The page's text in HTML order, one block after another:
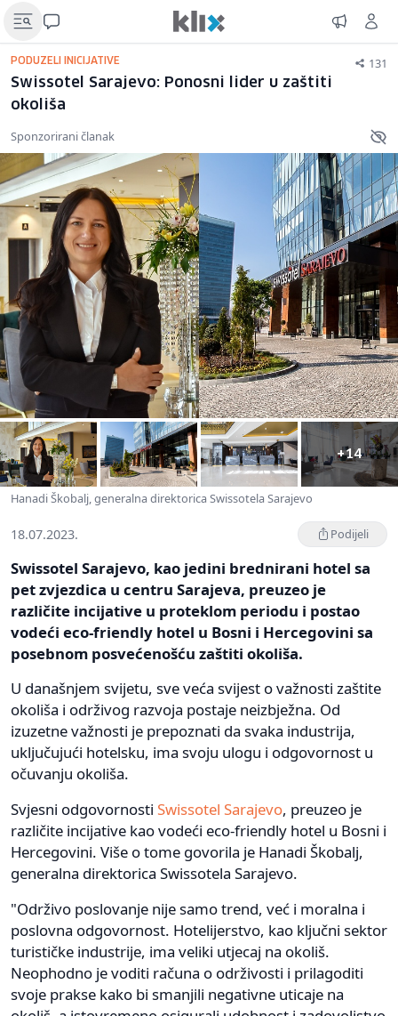
PODUZELI INICIJATIVE 131
Swissotel Sarajevo: Ponosni lider u zaštiti
okoliša
Sponzorirani članak
+14
Hanadi Škobalj, generalna direktorica Swissotela Sarajevo
18.07.2023. Podijeli
Swissotel Sarajevo, kao jedini brednirani hotel sa
pet zvjezdica u centru Sarajeva, preuzeo je
različite incijative u proteklom periodu i postao
vodeći eco-friendly hotel u Bosni i Hercegovini sa
posebnom posvećenošću zaštiti okoliša.
U današnjem svijetu, sve veća svijest o važnosti zaštite
okoliša i održivog razvoja postaje neizbježna. Od
izuzetne važnosti je prepoznati da svaka industrija,
uključujući hotelsku, ima svoju ulogu i odgovornost u
očuvanju okoliša.
Svjesni odgovornosti Swissotel Sarajevo, preuzeo je
različite incijative kao vodeći eco-friendly hotel u Bosni i
Hercegovini. Više o tome govorila je Hanadi Škobalj,
generalna direktorica Swissotela Sarajevo.
"Održivo poslovanje nije samo trend, već i moralna i
poslovna odgovornost. Hotelijerstvo, kao ključni sektor
turističke industrije, ima veliki utjecaj na okoliš.
Neophodno je voditi računa o održivosti i prilagoditi
svoje prakse kako bi smanjili negativne uticaje na